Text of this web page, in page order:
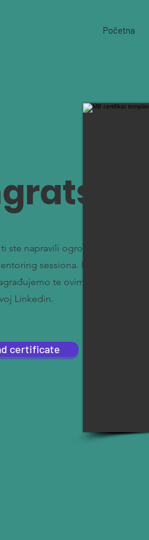
Početna
ste napravili ogroman posao i
sessiona. Radi tvog rada
te ovim certifikatom
Linkedin.
certificate